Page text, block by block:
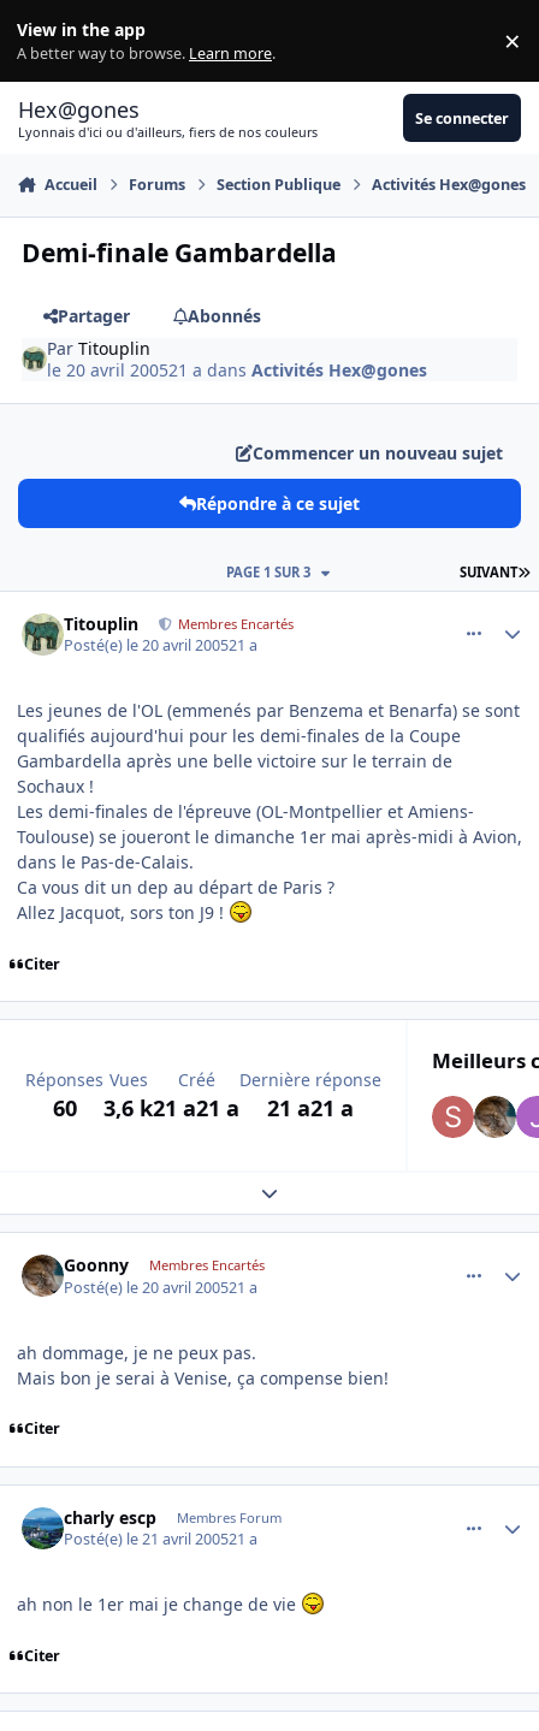
View in the app
A better way to browse. Learn more. ×
Hex@gones
Lyonnais d'ici ou d'ailleurs, fiers de nos couleurs
Se connecter
Accueil Forums Section Publique Activités Hex@gones
Demi-finale Gambardella
Partager
Abonnés
ParTitouplin
le 20 avril 200521 a dansActivités Hex@gones
Commencer un nouveau sujet
Répondre à ce sujet
SUIVANT
PAGE 1 SUR 3
Titouplin Membres Encartés
Posté(e) le 20 avril 200521 a
Les jeunes de l'OL (emmenés par Benzema et Benarfa) se sont
qualifiés aujourd'hui pour les demi-finales de la Coupe
Gambardella après une belle victoire sur le terrain de
Sochaux !
Les demi-finales de l'épreuve (OL-Montpellier et Amiens-
Toulouse) se joueront le dimanche 1er mai après-midi à Avion,
dans le Pas-de-Calais.
Ca vous dit un dep au départ de Paris ?
Allez Jacquot, sors ton J9 !
Citer
Réponses
60
Vues
3,6 k
Créé
21 a21 a
Dernière réponse
21 a21 a
Meilleurs
Expand topic overview
Goonny Membres Encartés
Posté(e) le 20 avril 200521 a
ah dommage, je ne peux pas.
Mais bon je serai à Venise, ça compense bien!
Citer
charly escp Membres Forum
Posté(e) le 21 avril 200521 a
ah non le 1er mai je change de vie
Citer